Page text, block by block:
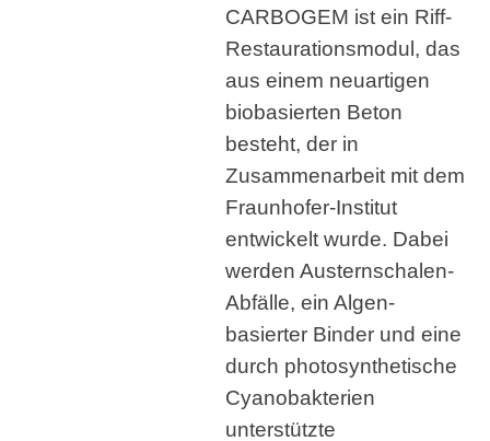
CARBOGEM ist ein Riff-
Restaurationsmodul, das
aus einem neuartigen
biobasierten Beton
besteht, der in
Zusammenarbeit mit dem
Fraunhofer-Institut
entwickelt wurde. Dabei
werden Austernschalen-
Abfälle, ein Algen-
basierter Binder und eine
durch photosynthetische
Cyanobakterien
unterstützte